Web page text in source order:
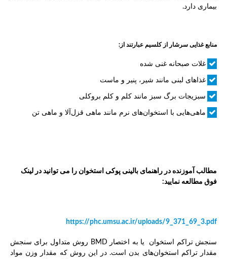
بیماری دارد.
منابع غذایی سرشار از کلسیم عبارتند از:
غلات صبحانه غنی شده
غذاهای لبنی مانند شیر، پنیر و ماست
سبزیجات برگ سبز مانند کلم و کلم بروکلی
ماهی‌هایی با استخوان‌های نرم مانند ماهی قزل‌آلا و ماهی تن
مطالب آموزنده در راهنمای بالینی پوکی استخوان را می توانید در لینک
فوق مطالعه نمایید:
https://phc.umsu.ac.ir/uploads/9_371_69_3.pdf
سنجش تراکم استخوان یا به اختصار BMD روش متداول برای سنجش
مقدار تراکم استخوان‌های بدن است. در این روش که مقدار وزن مواد